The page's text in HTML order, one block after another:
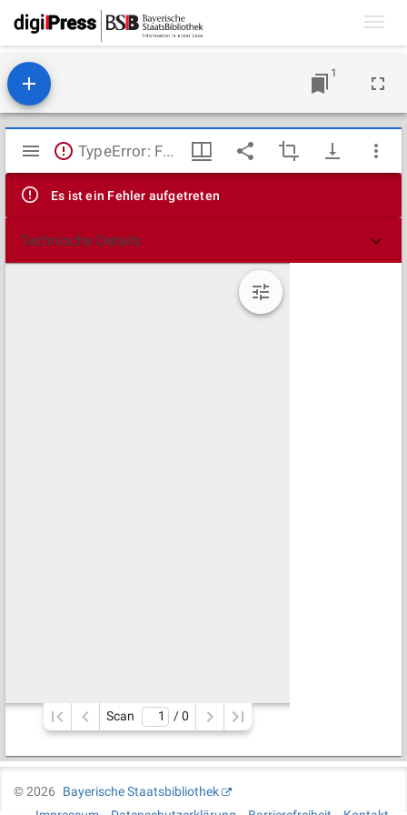
1
Mirador
Viewer
TypeError: Failed to fetch
Es ist ein Fehler aufgetreten
Technische Details
Scan / 0
©2026
Bayerische Staatsbibliothek